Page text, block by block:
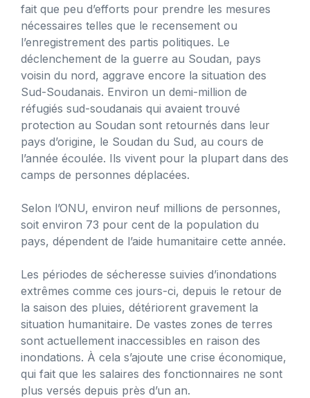
fait que peu d’efforts pour prendre les mesures
nécessaires telles que le recensement ou
l’enregistrement des partis politiques. Le
déclenchement de la guerre au Soudan, pays
voisin du nord, aggrave encore la situation des
Sud-Soudanais. Environ un demi-million de
réfugiés sud-soudanais qui avaient trouvé
protection au Soudan sont retournés dans leur
pays d’origine, le Soudan du Sud, au cours de
l’année écoulée. Ils vivent pour la plupart dans des
camps de personnes déplacées.
Selon l’ONU, environ neuf millions de personnes,
soit environ 73 pour cent de la population du
pays, dépendent de l’aide humanitaire cette année.
Les périodes de sécheresse suivies d’inondations
extrêmes comme ces jours-ci, depuis le retour de
la saison des pluies, détériorent gravement la
situation humanitaire. De vastes zones de terres
sont actuellement inaccessibles en raison des
inondations. À cela s’ajoute une crise économique,
qui fait que les salaires des fonctionnaires ne sont
plus versés depuis près d’un an.